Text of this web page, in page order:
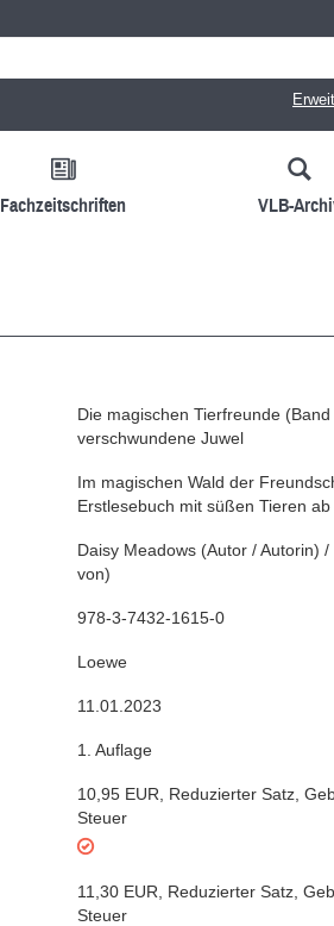
Fachzeitschriften VLB-
Die magischen Tierfreunde
verschwundene Juwel
Im magischen Wald der
Erstlesebuch mit süßen Tieren
Daisy Meadows (Autor / Autorin) /
von)
978-3-7432-1615-0
Loewe
11.01.2023
1. Auflage
10,95 EUR Reduzierter Satz
Steuer
11,30 EUR Reduzierter Satz
Steuer